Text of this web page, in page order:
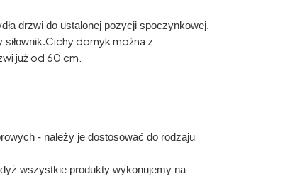
drzwi do ustalonej pozycji spoczynkowej.
Cichy domyk można z
już od 60 cm.
- należy je dostosować do rodzaju
wszystkie produkty wykonujemy na